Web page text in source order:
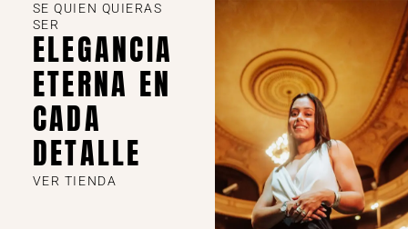
SE QUIEN QUIERAS
SER
ELEGANCIA
ETERNA EN
CADA
DETALLE
VER TIENDA